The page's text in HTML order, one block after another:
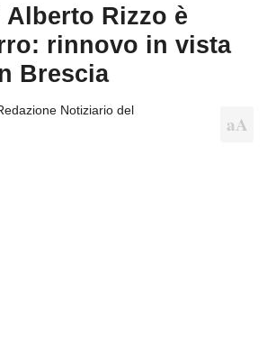
Rizzo è
rinnovo in vista
Brescia
Notiziario del